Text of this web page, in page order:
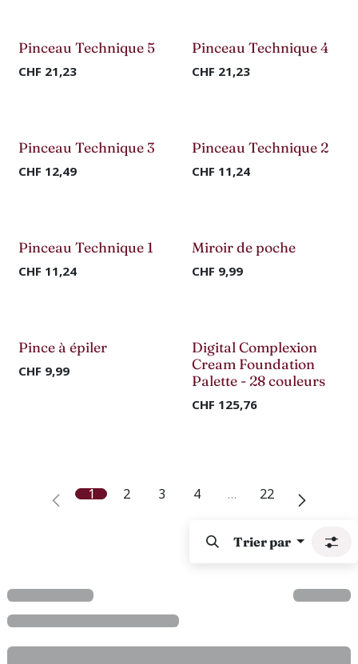
Nouveau !
Pinceau Technique 5
CHF 21,23 Nouveau !
Pinceau Technique 4
CHF 21,23
Nouveau !
Pinceau Technique 3
CHF 12,49 Nouveau !
Pinceau Technique 2
CHF 11,24
Nouveau !
Pinceau Technique 1
CHF 11,24 Nouveau !
Miroir de poche
CHF 9,99
Nouveau !
Pince à épiler
CHF 9,99 Nouveau !
Digital Complexion
Cream Foundation
Palette - 28 couleurs
CHF 125,76
1 2 3 4 … 22
Trier par